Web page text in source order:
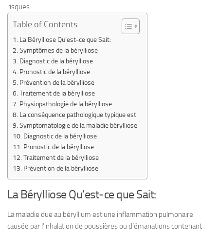
risques.
Table of Contents
La Bérylliose Qu’est-ce que Sait:
Symptômes de la bérylliose
Diagnostic de la bérylliose
Pronostic de la bérylliose
Prévention de la bérylliose
Traitement de la bérylliose
Physiopathologie de la bérylliose
La conséquence pathologique typique est
Symptomatologie de la maladie bérylliose
Diagnostic de la bérylliose
Pronostic de la bérylliose
Traitement de la bérylliose
Prévention de la bérylliose
La Bérylliose Qu’est-ce que Sait:
La maladie due au béryllium est une inflammation pulmonaire
causée par l’inhalation de poussières ou d’émanations contenant